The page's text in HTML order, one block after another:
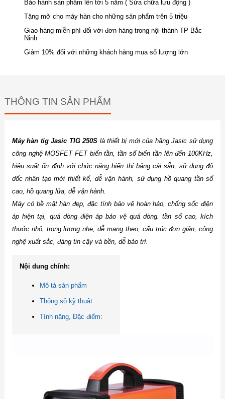
Bảo hành sản phẩm lên tới 5 năm ( Sửa chữa lưu động )
Tặng mỡ cho máy hàn cho những sản phẩm trên 5 triệu
Giao hàng miễn phí đối với đơn hàng trong nội thành TP Bắc
Ninh
Giảm 10% đối với những khách hàng mua số lượng lớn
THÔNG TIN SẢN PHẨM
Máy hàn tig Jasic TIG 250S là thiết bị mới của hãng Jasic sử dụng
công nghệ MOSFET FET biến tần, tần số biến tần lên đến 100KHz,
hiệu suất ổn định với chức năng hiển thị bảng cài sẵn, sử dụng độ
dốc nhân tạo mới thiết kế, dễ vận hành, sử dụng hồ quang tần số
cao, hồ quang lửa, dễ vận hành.
Máy có bề mặt hàn đẹp, đặc tính bảo vệ hoàn hảo, chống sốc điện
áp hiện tại, quá dòng điện áp bảo vệ quá dòng. tần số cao, kích
thước nhỏ, trọng lượng nhẹ, dễ mang theo, cấu trúc đơn giản, công
nghệ xuất sắc, đáng tin cậy và bền, dễ bảo trì.
Nội dung chính:
Mô tả sản phẩm
Thông số kỹ thuật
Tính năng, Đặc điểm: